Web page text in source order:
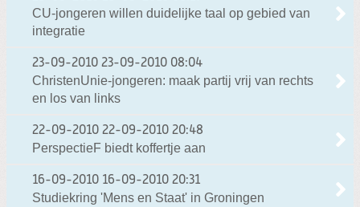
CU-jongeren willen duidelijke taal op gebied van
integratie
23-09-2010 23-09-2010 08:04
ChristenUnie-jongeren: maak partij vrij van rechts
en los van links
22-09-2010 22-09-2010 20:48
PerspectieF biedt koffertje aan
16-09-2010 16-09-2010 20:31
Studiekring 'Mens en Staat' in Groningen